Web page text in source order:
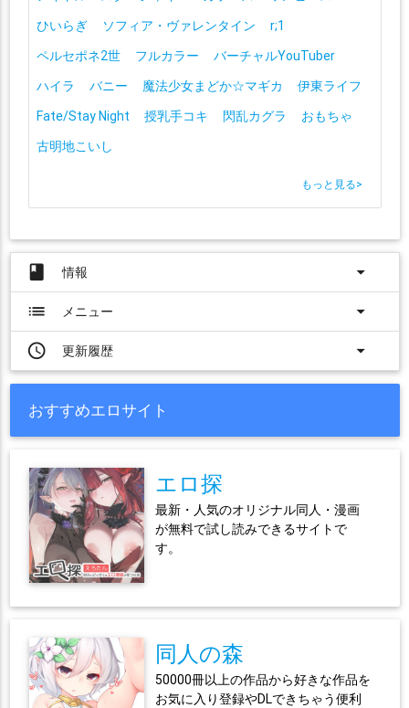
ひいらぎ
ソフィア・ヴァレンタイン
r;1
ペルセポネ2世
フルカラー
バーチャルYouTuber
ハイラ
バニー 魔法少女まどか☆マギカ
伊東ライフ
Fate/Stay Night
授乳手コキ 閃乱カグラ
おもちゃ
古明地こいし
もっと見る>
book 情報
arrow_drop_down
list
メニュー
arrow_drop_down
access_time
更新履歴 arrow_drop_down
おすすめエロサイト
エロ探
最新・人気のオリジナル同人・漫画
が無料で試し読みできるサイトで
す。
同人の森
50000冊以上の作品から好きな作品を
お気に入り登録やDLできちゃう便利